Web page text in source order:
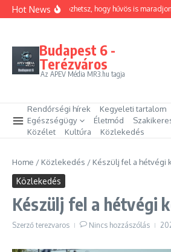
Ugrás a tartalomhoz
Hot News
Hogyan trükközhetsz, hogy hűvös is maradjon,
Budapest 6 -
Terézváros
Az APEV Média MR3.hu tagja
Rendőrségi hírek
Kegyeleti tartalom
Egészségügy
Életmód
Közélet
Kultúra Közlekedés
Home / Közlekedés / Készülj fel a hétvégi
Közlekedés
Készülj fel a hétvégi
Szerző terezvaros Nincs hozzászólás